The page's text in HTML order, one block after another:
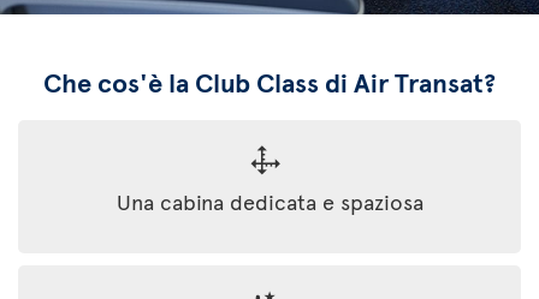
Che cos'è la Club Class di Air Transat?
Una cabina dedicata e spaziosa